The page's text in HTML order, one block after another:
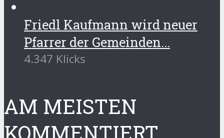
Friedl Kaufmann wird neuer
Pfarrer der Gemeinden...
4.347 Klicks
AM MEISTEN
KOMMENTIERT